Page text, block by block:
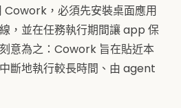
，必須先安裝桌面應用
，並在任務執行期間讓 app 保
意為之：Cowork 旨在貼近本
斷地執行較長時間、由 agent